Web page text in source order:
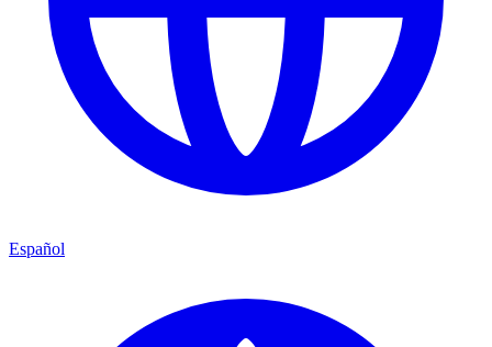
Español